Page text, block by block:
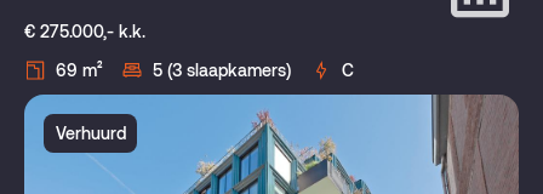
€ 275.000,- k.k.
69 m²
5 (3 slaapkamers) C
Verhuurd